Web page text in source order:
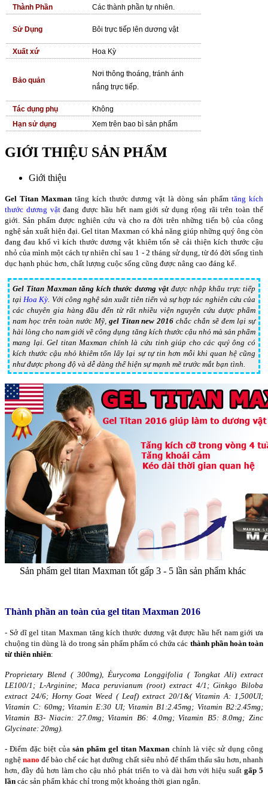
Thành Phần Các thành phần tự nhiên.
Sử Dụng Bôi trực tiếp lên dương vật
Xuất xứ Hoa Kỳ
Bảo quản
Nơi thông thoáng, tránh ánh
nắng trực tiếp.
Tác dụng phụ
Không
Hạn sử dụng
Xem trên bao bì sản phẩm
GIỚI THIỆU SẢN PHẨM
Giới thiệu
Gel Titan Maxman tăng kích thước dương vật là dòng sản phẩm tăng kích
thước dương vậtđang được hầu hết nam giới sử dụng rộng rãi trên toàn thế
giới. Sản phẩm được nghiên cứu và cho ra đời trên những tiến bộ của công
nghệ sản xuất hiện đại. Gel titan Maxman có khả năng giúp những quý ông còn
đang đau khổ vì kích thước dương vật khiêm tốn sẽ cải thiện kích thước cậu
nhỏ của mình một cách tự nhiên chỉ sau 1 - 2 tháng sử dụng, từ đó đời sống tình
dục hạnh phúc hơn, chất lượng cuộc sống cũng được nâng cao đáng kể.
Gel Titan Maxman tăng kích thước dương vật được nhập khẩu trực tiếp
tại Hoa Kỳ . Với công nghệ sản xuất tiên tiến và sự hợp tác nghiên cứu của
các chuyên gia hàng đầu đến từ rất nhiều viện nguyên cứu dược phẩm
nam học trên toàn nước Mỹ, gel Titan new 2016 chắc chắn sẽ đem lại sự
hài lòng cho nam giới về công dụng tăng kích thước cậu nhỏ mà sản phẩm
mang lại. Gel titan Maxman chính là cứu tinh giúp cho các quý ông có
kích thước cậu nhỏ khiêm tốn lấy lại sự tự tin hơn mỗi khi quan hệ cũng
như được phong độ và dễ dàng thể hiện sự mạnh mẽ trước mắt bạn tình.
Sản phẩm gel titan Maxman tốt gấp 3 - 5 lần sản phẩm khác
Thành phần an toàn của gel titan Maxman 2016
- Sở dĩ gel titan Maxman tăng kích thước dương vật được hầu hết nam giới ưa
chuộng tin dùng là do trong sản phẩm phẩm có chứa các thành phần hoàn toàn
từ thiên nhiên:
Proprietary Blend ( 300mg), Ẻurycoma Longgifolia ( Tongkat Ali) extract
LE100/1; L-Arginine; Maca peruvianum (root) extract 4/1; Ginkgo Biloba
extract 24/6; Horny Goat Weed ( Leaf) extract 20/1&( Vitamin A: 1,500UI;
Vitamin C: 60mg; Vitamin E:30 UI; Vitamin B1:2.45mg; Vitamin B2:2.45mg;
Vitamin B3- Niacin: 27.0mg; Vitamin B6: 4.0mg; Vitamin B5: 8.0mg; Zinc
Glycinate: 20mg).
- Điểm đặc biệt củasản phẩm gel titan Maxman chính là việc sử dụng công
nghệnano để bào chế các hạt dưỡng chất siêu nhỏ để thẩm thấu sâu hơn, nhanh
hơn, đầy đủ hơn làm cho cậu nhỏ phát triển to và dài hơn với hiệu suấtgấp 5
lần các sản phẩm khác chỉ trong một khoảng thời gian ngắn.